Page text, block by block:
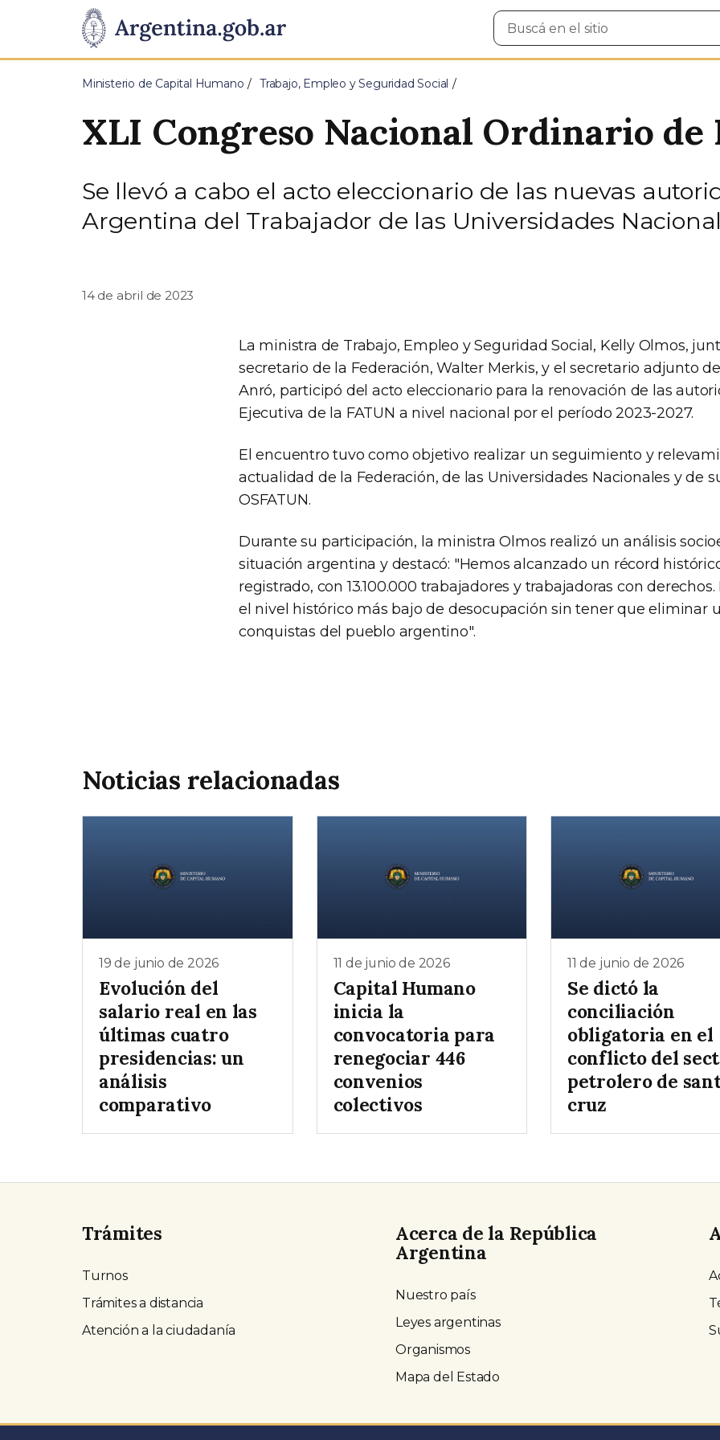
Presidencia
de
Pasar al contenido principal
Buscar
en
Ministerio de Capital Humano Trabajo, Empleo y Seguridad Social
XLI Congreso Nacional Ordinario de
Se llevó a cabo el acto eleccionario de las nuevas
Argentina del Trabajador de las Universidades
14 de abril de 2023
La ministra de Trabajo, Empleo y Seguridad Social, Kelly Olmos,
secretario de la Federación, Walter Merkis, y el secretario adjunto
Anró, participó del acto eleccionario para la renovación de las
Ejecutiva de la FATUN a nivel nacional por el período 2023-2027.
El encuentro tuvo como objetivo realizar un seguimiento y
actualidad de la Federación, de las Universidades Nacionales y de
OSFATUN.
Durante su participación, la ministra Olmos realizó un análisis
situación argentina y destacó: "Hemos alcanzado un récord
registrado, con 13.100.000 trabajadores y trabajadoras con
el nivel histórico más bajo de desocupación sin tener que eliminar
conquistas del pueblo argentino".
Noticias relacionadas
19 de junio de 2026
Evolución del
salario real en las
últimas cuatro
presidencias: un
análisis
comparativo
11 de junio de 2026
Capital Humano
inicia la
convocatoria para
renegociar 446
convenios
colectivos
11 de junio de 2026
Se dictó la
conciliación
obligatoria en el
conflicto del
petrolero de
cruz
Trámites
Turnos
Trámites a distancia
Atención a la ciudadanía
Acerca de la República
Argentina
Nuestro país
Leyes argentinas
Organismos
Mapa del Estado